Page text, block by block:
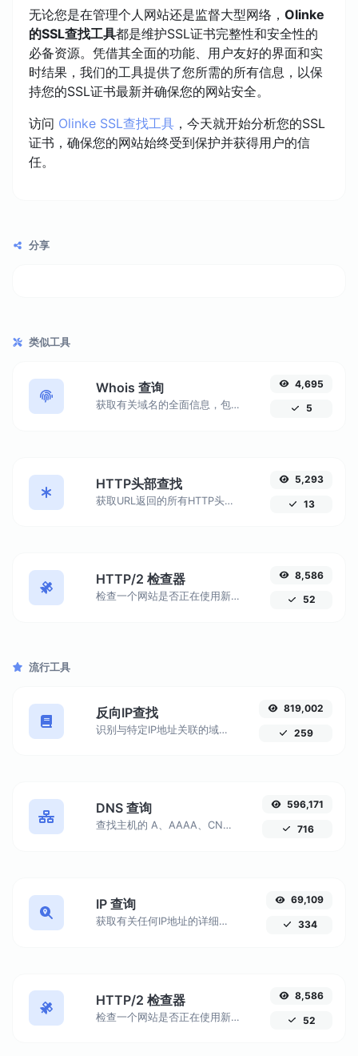
无论您是在管理个人网站还是监督大型网络， Olinke
的SSL查找工具都是维护SSL证书完整性和安全性的
必备资源。凭借其全面的功能、用户友好的界面和实
时结果，我们的工具提供了您所需的所有信息，以保
持您的SSL证书最新并确保您的网站安全。
访问 Olinke SSL查找工具 ，今天就开始分析您的SSL
证书，确保您的网站始终受到保护并获得用户的信
任。
分享
类似工具
Whois 查询
获取有关域名的全面信息，包括注册商信息、注册日期、名称服务器等。使用我们易于使用的工具，确保准确的域名管理和安全性。
4,695
5
HTTP头部查找
获取URL返回的所有HTTP头。分析头信息，如Server、Set-Cookie、Cache-Control、Content-Type等。
5,293
13
HTTP/2 检查器
检查一个网站是否正在使用新的 HTTP/2 协议。了解为什么迁移到 HTTPS 对充分利用 HTTP/2 至关重要。
8,586
52
流行工具
反向IP查找
识别与特定IP地址关联的域名或主机。获取有关连接到任何给定IP的主机的详细信息。
819,002
259
DNS 查询
查找主机的 A、AAAA、CNAME、MX、NS、TXT、SOA DNS 记录。
596,171
716
IP 查询
获取有关任何IP地址的详细信息，包括地理位置、ISP详细信息等。
69,109
334
HTTP/2 检查器
检查一个网站是否正在使用新的 HTTP/2 协议。了解为什么迁移到 HTTPS 对充分利用 HTTP/2 至关重要。
8,586
52